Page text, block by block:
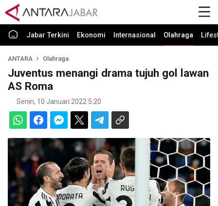
Jabar Terkini Ekonomi Internasional Olahraga
ANTARA Olahraga
Juventus menangi drama tujuh gol lawan
AS Roma
Senin, 10 Januari 2022 5:20